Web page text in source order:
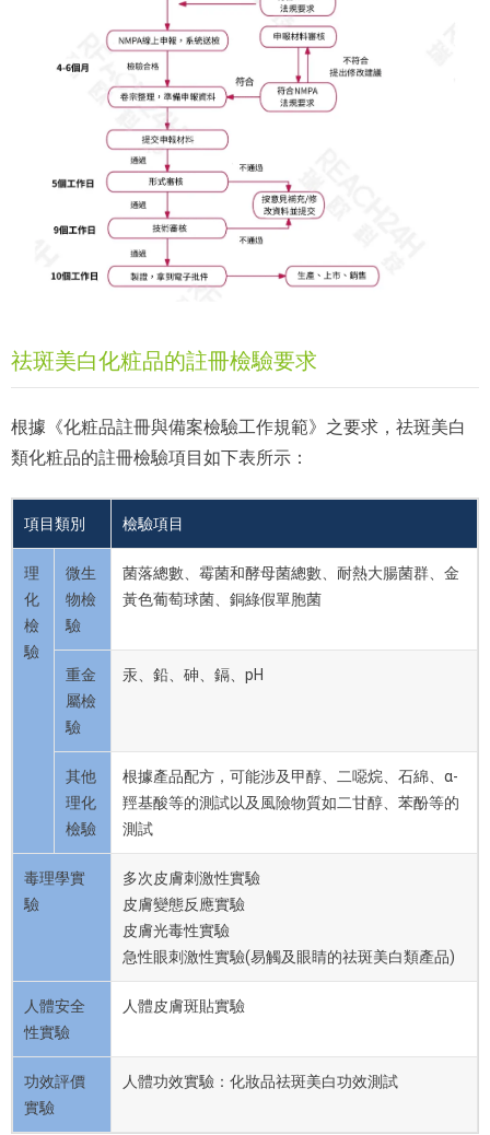
祛斑美白化粧品的註冊檢驗要求
根據《化粧品註冊與備案檢驗工作規範》之要求，祛斑美白
類化粧品的註冊檢驗項目如下表所示：
項目類別 檢驗項目
理
化
檢
驗
微生
物檢
驗
菌落總數、霉菌和酵母菌總數、耐熱大腸菌群、金
黃色葡萄球菌、銅綠假單胞菌
重金
屬檢
驗
汞、鉛、砷、鎘、pH
其他
理化
檢驗
根據產品配方，可能涉及甲醇、二噁烷、石綿、α-
羥基酸等的測試以及風險物質如二甘醇、苯酚等的
測試
毒理學實
驗
多次皮膚刺激性實驗
皮膚變態反應實驗
皮膚光毒性實驗
急性眼刺激性實驗(易觸及眼睛的祛斑美白類產品)
人體安全
性實驗
人體皮膚斑貼實驗
功效評價
實驗
人體功效實驗：化妝品祛斑美白功效測試